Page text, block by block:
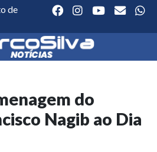
de
do
Nagib ao Dia